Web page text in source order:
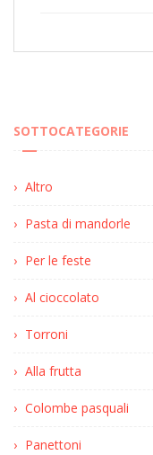
SOTTOCATEGORIE
Altro
Pasta di mandorle
Per le feste
Al cioccolato
Torroni
Alla frutta
Colombe pasquali
Panettoni